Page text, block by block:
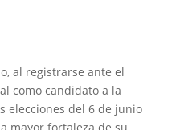
al registrarse ante el
como candidato a la
elecciones del 6 de junio